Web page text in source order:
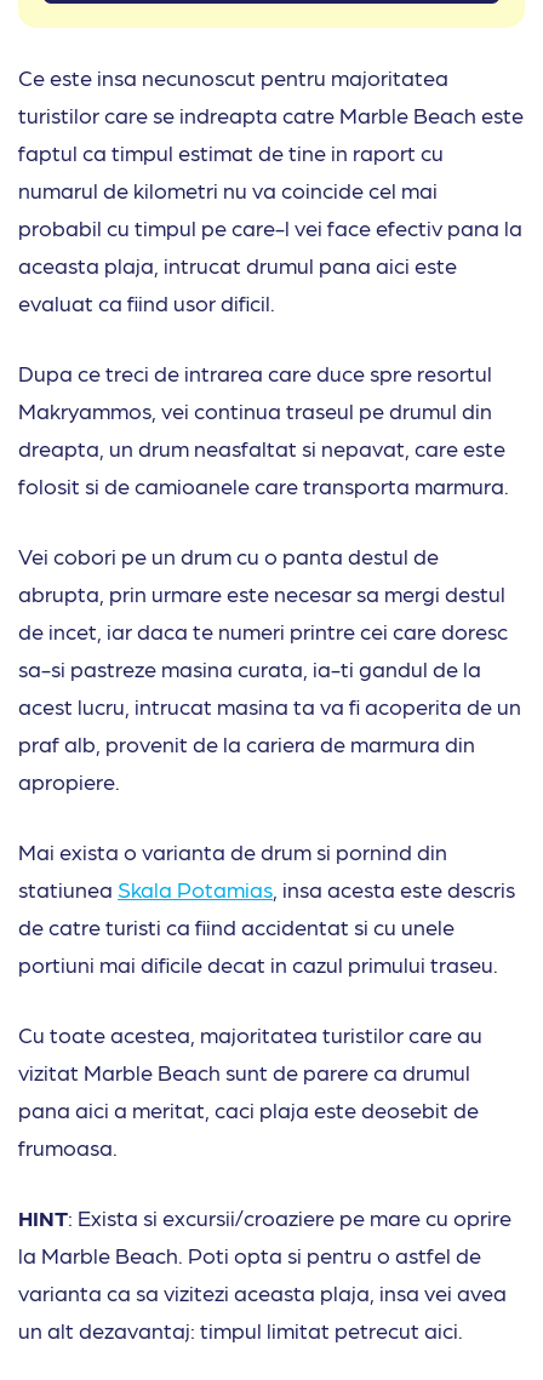
Ce este insa necunoscut pentru majoritatea
turistilor care se indreapta catre Marble Beach este
faptul ca timpul estimat de tine in raport cu
numarul de kilometri nu va coincide cel mai
probabil cu timpul pe care-l vei face efectiv pana la
aceasta plaja, intrucat drumul pana aici este
evaluat ca fiind usor dificil.
Dupa ce treci de intrarea care duce spre resortul
Makryammos, vei continua traseul pe drumul din
dreapta, un drum neasfaltat si nepavat, care este
folosit si de camioanele care transporta marmura.
Vei cobori pe un drum cu o panta destul de
abrupta, prin urmare este necesar sa mergi destul
de incet, iar daca te numeri printre cei care doresc
sa-si pastreze masina curata, ia-ti gandul de la
acest lucru, intrucat masina ta va fi acoperita de un
praf alb, provenit de la cariera de marmura din
apropiere.
Mai exista o varianta de drum si pornind din
statiunea Skala Potamias , insa acesta este descris
de catre turisti ca fiind accidentat si cu unele
portiuni mai dificile decat in cazul primului traseu.
Cu toate acestea, majoritatea turistilor care au
vizitat Marble Beach sunt de parere ca drumul
pana aici a meritat, caci plaja este deosebit de
frumoasa.
HINT: Exista si excursii/croaziere pe mare cu oprire
la Marble Beach. Poti opta si pentru o astfel de
varianta ca sa vizitezi aceasta plaja, insa vei avea
un alt dezavantaj: timpul limitat petrecut aici.